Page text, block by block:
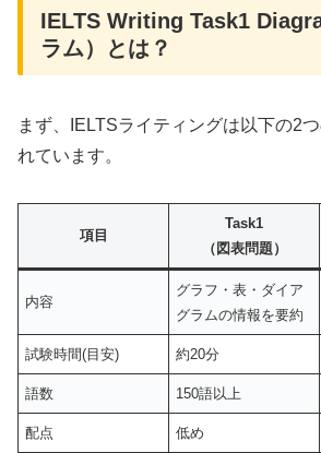
IELTS Writing Task1
ラム）とは？
まず、IELTSライティングは以下の2
れています。
項目
Task1
（図表問題）
内容
グラフ・表・ダイア
グラムの情報を要約
試験時間(目安) 約20分
語数 150語以上
配点 低め